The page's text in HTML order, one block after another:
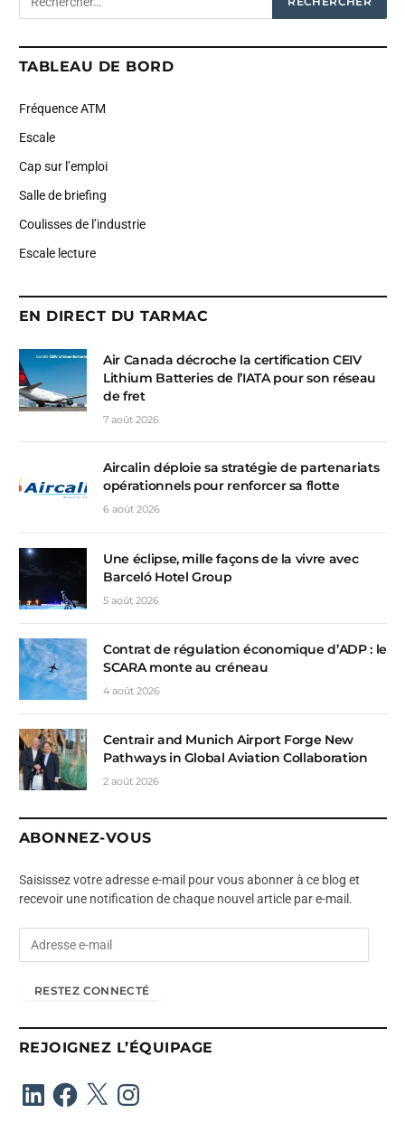
TABLEAU DE BORD
Fréquence ATM
Escale
Cap sur l’emploi
Salle de briefing
Coulisses de l’industrie
Escale lecture
EN DIRECT DU TARMAC
Air Canada décroche la certification CEIV
Lithium Batteries de l’IATA pour son réseau
de fret
7 août 2026
Aircalin déploie sa stratégie de partenariats
opérationnels pour renforcer sa flotte
6 août 2026
Une éclipse, mille façons de la vivre avec
Barceló Hotel Group
5 août 2026
Contrat de régulation économique d’ADP : le
SCARA monte au créneau
4 août 2026
Centrair and Munich Airport Forge New
Pathways in Global Aviation Collaboration
2 août 2026
ABONNEZ-VOUS
Saisissez votre adresse e-mail pour vous abonner à ce blog et
recevoir une notification de chaque nouvel article par e-mail.
s
e
m
RESTEZ CONNECTÉ
REJOIGNEZ L’ÉQUIPAGE
LinkedInFacebook
X Instagram